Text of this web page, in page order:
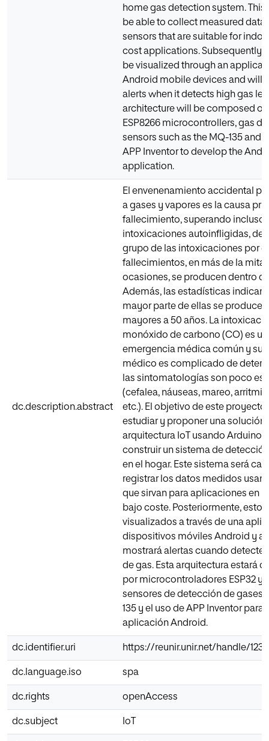
home gas detection system.
be able to collect measured data
sensors that are suitable for
cost applications. Subsequently,
be visualized through an
Android mobile devices and will
alerts when it detects high gas
architecture will be composed of
ESP8266 microcontrollers, gas
sensors such as the MQ-135 and
APP Inventor to develop the
application.
dc.description.abstract
El envenenamiento accidental
a gases y vapores es la causa
fallecimiento, superando incluso
intoxicaciones autoinfligidas,
grupo de las intoxicaciones por
fallecimientos, en más de la
ocasiones, se producen dentro
Además, las estadísticas indican
mayor parte de ellas se
mayores a 50 años. La
monóxido de carbono (CO) es
emergencia médica común y su
médico es complicado de
las sintomatologías son poco
(cefalea, náuseas, mareo,
etc.). El objetivo de este proyecto
estudiar y proponer una solución
arquitectura IoT usando Arduino
construir un sistema de
en el hogar. Este sistema será
registrar los datos medidos
que sirvan para aplicaciones en
bajo coste. Posteriormente,
visualizados a través de una
dispositivos móviles Android y
mostrará alertas cuando detecte
de gas. Esta arquitectura estará
por microcontroladores ESP32 y
sensores de detección de gases
135 y el uso de APP Inventor para
aplicación Android.
dc.identifier.uri https://reunir.unir.net/handle/
dc.language.iso spa
dc.rights openAccess
dc.subject IoT